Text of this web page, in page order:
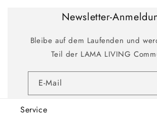
Newsletter-
Bleibe auf dem Laufenden und
Teil der LAMA LIVING
E-Mail
Service